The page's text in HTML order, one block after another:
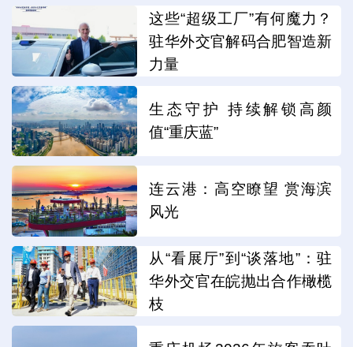
这些“超级工厂”有何魔力？
驻华外交官解码合肥智造新
力量
生态守护 持续解锁高颜
值“重庆蓝”
连云港：高空瞭望 赏海滨
风光
从“看展厅”到“谈落地”：驻
华外交官在皖抛出合作橄榄
枝